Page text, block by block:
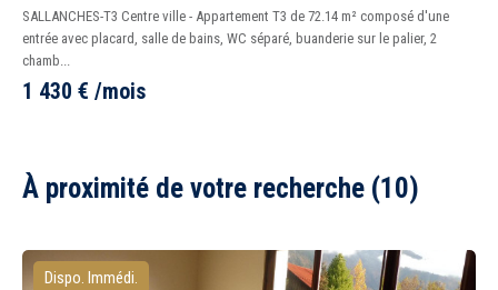
SALLANCHES-T3 Centre ville - Appartement T3 de 72.14 m² composé d'une
entrée avec placard, salle de bains, WC séparé, buanderie sur le palier, 2
chamb...
1 430 € /mois
À proximité de votre recherche (10)
Dispo. Immédi.